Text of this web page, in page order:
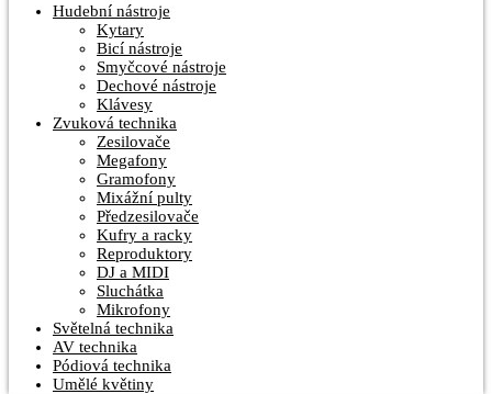
Hudební nástroje
Kytary
Bicí nástroje
Smyčcové nástroje
Dechové nástroje
Klávesy
Zvuková technika
Zesilovače
Megafony
Gramofony
Mixážní pulty
Předzesilovače
Kufry a racky
Reproduktory
DJ a MIDI
Sluchátka
Mikrofony
Světelná technika
AV technika
Pódiová technika
Umělé květiny